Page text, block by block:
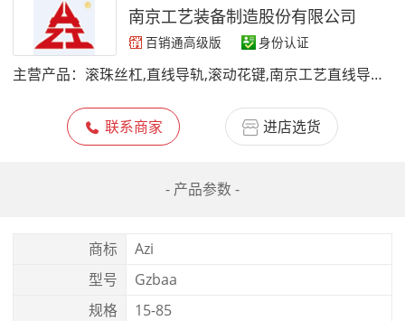
南京工艺装备制造股份有限公司
百销通高级版 身份认证
主营产品： 滚珠丝杠,直线导轨,滚动花键,南京工艺直线导轨,南京工艺滚珠丝杆,GZB导轨滑块,GGB直线导轨,圆弧导轨,机床丝杆,滚柱导轨块,行星滚柱丝杠,直线模组
联系商家 进店选货
- 产品参数 -
商标
Azi
型号
Gzbaa
规格
15-85